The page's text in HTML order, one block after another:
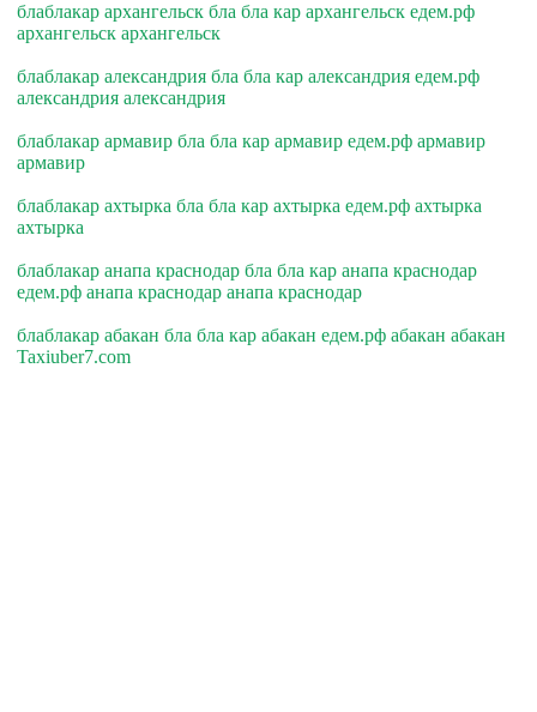
блаблакар архангельск бла бла кар архангельск едем.рф
архангельск архангельск
блаблакар александрия бла бла кар александрия едем.рф
александрия александрия
блаблакар армавир бла бла кар армавир едем.рф армавир
армавир
блаблакар ахтырка бла бла кар ахтырка едем.рф ахтырка
ахтырка
блаблакар анапа краснодар бла бла кар анапа краснодар
едем.рф анапа краснодар анапа краснодар
блаблакар абакан бла бла кар абакан едем.рф абакан абакан
Taxiuber7.com